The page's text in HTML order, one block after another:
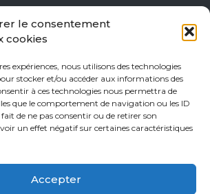
le consentement
cookies
expériences, nous utilisons des technologies
stocker et/ou accéder aux informations des
à ces technologies nous permettra de
que le comportement de navigation ou les ID
fait de ne pas consentir ou de retirer son
un effet négatif sur certaines caractéristiques
Accepter